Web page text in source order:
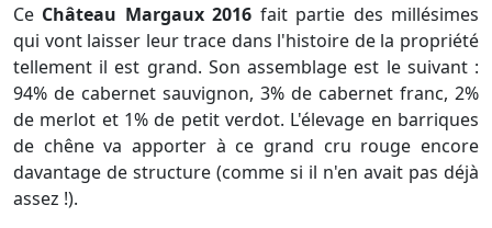
Ce Château Margaux 2016 fait partie des millésimes
qui vont laisser leur trace dans l'histoire de la propriété
tellement il est grand. Son assemblage est le suivant :
94% de cabernet sauvignon, 3% de cabernet franc, 2%
de merlot et 1% de petit verdot. L'élevage en barriques
de chêne va apporter à ce grand cru rouge encore
davantage de structure (comme si il n'en avait pas déjà
assez !).